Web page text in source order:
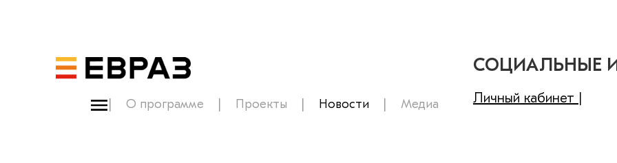
СОЦИАЛЬНЫЕ
О программе Проекты Новости Медиа Личный кабинет |